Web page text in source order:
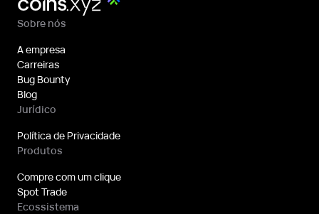
Sobre nós
A empresa
Carreiras
Bug Bounty
Blog
Jurídico
Política de Privacidade
Produtos
Compre com um clique
Spot Trade
Ecossistema